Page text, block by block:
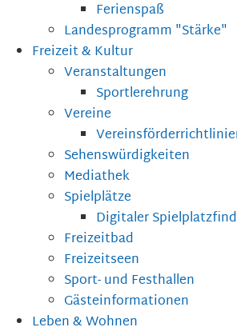
Ferienspaß
Landesprogramm "Stärke"
Freizeit & Kultur
Veranstaltungen
Sportlerehrung
Vereine
Sehenswürdigkeiten
Mediathek
Spielplätze
Digitaler
Freizeitbad
Freizeitseen
Sport- und Festhallen
Gästeinformationen
Leben & Wohnen